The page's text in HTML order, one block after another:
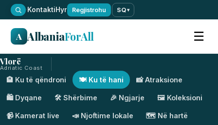
·KontaktiHyr Regjistrohu SQ▾
A AlbaniaForAll ☰
Vlorë
Adriatic Coast
🏨 Ku të qëndroni 🍽️ Ku të hani 📸 Atraksione
🛍️ Dyqane 🛠️ Shërbime 🎉 Ngjarje 🖼️ Koleksioni
📹 Kamerat live 📣 Njoftime lokale 🗺️ Në hartë